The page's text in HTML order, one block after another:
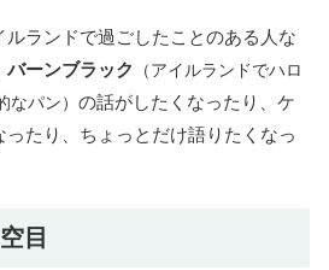
ランドで過ごしたことのある人な
バーンブラック
（アイルランドでハロ
パン） の話がしたくなったり、ケ
たり、ちょっとだけ語りたくなっ
目